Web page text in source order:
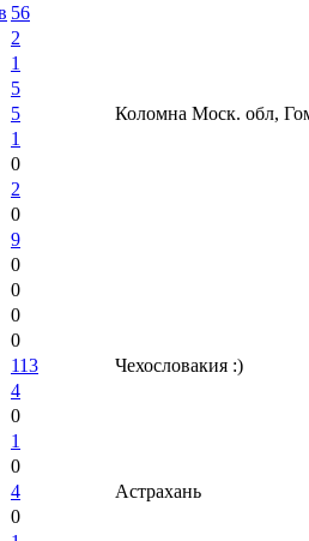
56
2
1
5
5 Коломна Моск. обл,
1
0
2
0
9
0
0
0
0
113 Чехословакия :)
4
0
1
0
4 Астрахань
0